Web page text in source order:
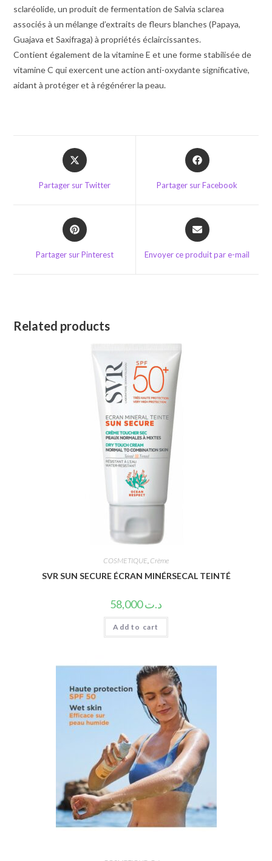
sclaréolide, un produit de fermentation de Salvia sclarea
associés à un mélange d’extraits de fleurs blanches (Papaya,
Guajava et Saxifraga) à propriétés éclaircissantes.
Contient également de la vitamine E et une forme stabilisée de
vitamine C qui exercent une action anti-oxydante significative,
aidant à protéger et à régénérer la peau.
Opens
in
new
Partager sur Twitter
Opens
in
Partager sur Facebook
Opens
in
Partager sur Pinterest
Opens
in
new
Envoyer ce produit par e-mail
Related products
COSMETIQUE, Crème
SVR SUN SECURE ÉCRAN MINÉRSECAL TEINTÉ
د.ت58,000
Add to cart